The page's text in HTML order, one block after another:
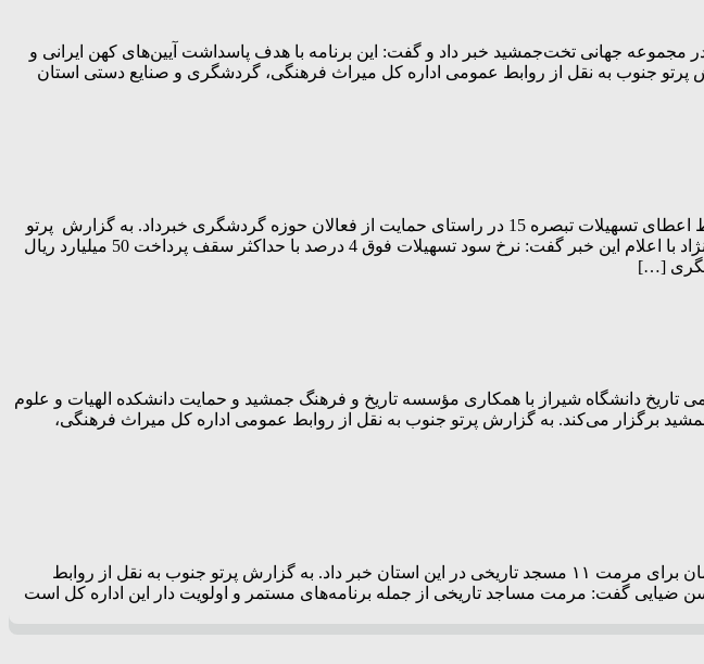
جهانی تخت‌جمشید خبر داد و گفت: این برنامه با هدف پاسداشت آیین‌های کهن ایرانی و
پرتو جنوب به نقل از روابط عمومی اداره کل میراث فرهنگی، گردشگری و صنایع دستی استان
سرپرست معاونت گردشگری اداره‌کل میراث‌فرهنگی، گردشگری و صنایع‌دستی استان فارس از ابلاغ شرایط اعطای تسهیلات تبصره 15 در راستای حمایت از فعالان حوزه گردشگری خبرداد. به گزارش پرتو
جنوب به نقل از روابط‌ عمومی اداره‌ کل میراث‌فرهنگی، گردشگری و صنایع‌دستی فارس، حیدرعلی زاهدیان‌نژاد با اعلام این خبر گفت: نرخ سود تسهیلات فوق 4 درصد با حداکثر سقف پرداخت 50 میلیارد ریال
[…]
دانشگاه شیراز با همکاری مؤسسه تاریخ و فرهنگ جمشید و حمایت دانشکده الهیات و علوم
برگزار می‌کند. به گزارش پرتو جنوب به نقل از روابط عمومی اداره کل میراث فرهنگی،
سرپرست اداره‌کل میراث فرهنگی، گردشگری و صنایع دستی استان فارس از تخصیص اعتبار ۲۵ میلیارد تومان برای مرمت ۱۱ مسجد تاریخی در این استان خبر داد. به گزارش پرتو جنوب به نقل از روابط
گفت: مرمت مساجد تاریخی از جمله برنامه‌های مستمر و اولویت دار این اداره کل است